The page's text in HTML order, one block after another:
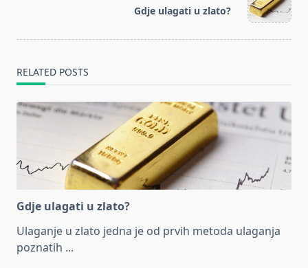
Gdje ulagati u zlato?
RELATED POSTS
Gdje ulagati u zlato?
Ulaganje u zlato jedna je od prvih metoda ulaganja
poznatih ...